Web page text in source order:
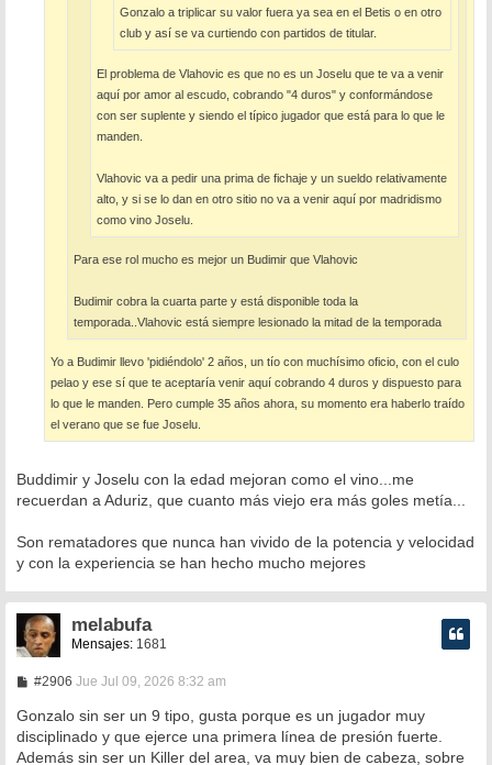
Gonzalo a triplicar su valor fuera ya sea en el Betis o en otro
club y así se va curtiendo con partidos de titular.
El problema de Vlahovic es que no es un Joselu que te va a venir
aquí por amor al escudo, cobrando "4 duros" y conformándose
con ser suplente y siendo el típico jugador que está para lo que le
manden.
Vlahovic va a pedir una prima de fichaje y un sueldo relativamente
alto, y si se lo dan en otro sitio no va a venir aquí por madridismo
como vino Joselu.
Para ese rol mucho es mejor un Budimir que Vlahovic
Budimir cobra la cuarta parte y está disponible toda la
temporada..Vlahovic está siempre lesionado la mitad de la temporada
Yo a Budimir llevo 'pidiéndolo' 2 años, un tío con muchísimo oficio, con el culo
pelao y ese sí que te aceptaría venir aquí cobrando 4 duros y dispuesto para
lo que le manden. Pero cumple 35 años ahora, su momento era haberlo traído
el verano que se fue Joselu.
Buddimir y Joselu con la edad mejoran como el vino...me
recuerdan a Aduriz, que cuanto más viejo era más goles metía...
Son rematadores que nunca han vivido de la potencia y velocidad
y con la experiencia se han hecho mucho mejores
melabufa
Mensajes: 1681
#2906M
n
a
j
Jue Jul 09, 2026 8:32 am
Gonzalo sin ser un 9 tipo, gusta porque es un jugador muy
disciplinado y que ejerce una primera línea de presión fuerte.
Además sin ser un Killer del area, va muy bien de cabeza, sobre